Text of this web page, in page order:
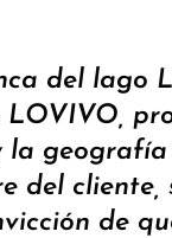
del lago
geografía
del
de